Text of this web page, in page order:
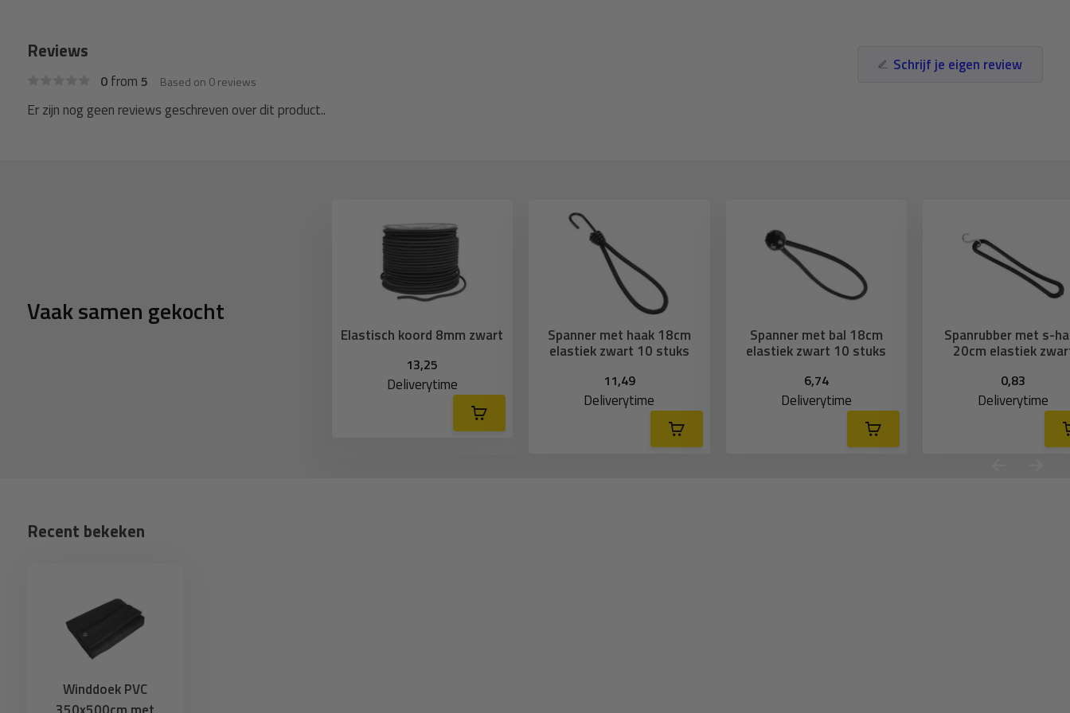
Reviews
0from 5 Based on 0 reviews
Schrijf je eigen review
Er zijn nog geen reviews geschreven over dit product..
Vaak samen gekocht
Elastisch koord 8mm zwart
13,25
Deliverytime
Spanner met haak 18cm
elastiek zwart 10 stuks
11,49
Deliverytime
Spanner met bal 18cm
elastiek zwart 10 stuks
6,74
Deliverytime
Spanrubber met s-
20cm elastiek
0,83
Deliverytime
Recent bekeken
Winddoek PVC